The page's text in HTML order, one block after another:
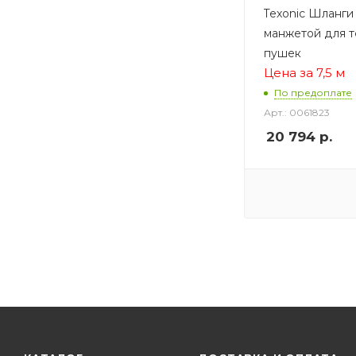
Texonic Шланги
манжетой для
пушек
Цена за 7,5 м
По предоплате
Арт.: 0061823
20 794 р.